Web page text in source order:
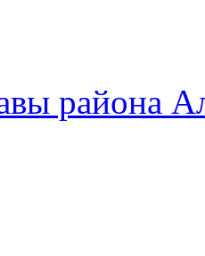
района